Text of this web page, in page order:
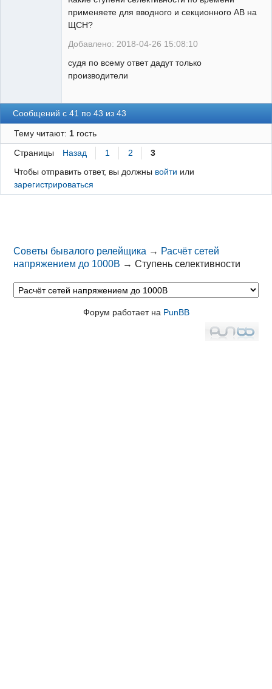
применяете для вводного и секционного АВ на
ЩСН?
Добавлено: 2018-04-26 15:08:10
судя по всему ответ дадут только
производители
Сообщений с 41 по 43 из 43
Тему читают: 1гость
Страницы Назад 1 2
3
Чтобы отправить ответ, вы должны войти или
зарегистрироваться
Советы бывалого релейщика → Расчёт сетей
напряжением до 1000В →Ступень селективности
Форум работает на PunBB